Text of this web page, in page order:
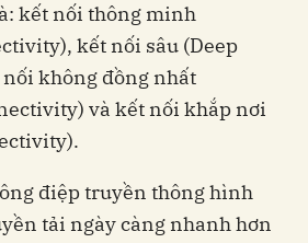
kết nối thông minh
kết nối sâu (Deep
không đồng nhất
và kết nối khắp nơi
điệp truyền thông hình
tải ngày càng nhanh hơn